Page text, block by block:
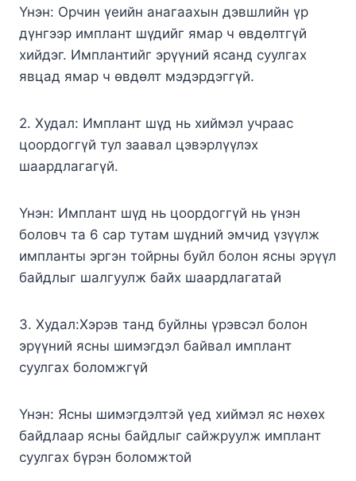
Үнэн: Орчин үеийн анагаахын дэвшлийн үр
дүнгээр имплант шүдийг ямар ч өвдөлтгүй
хийдэг. Имплантийг эрүүний ясанд суулгах
явцад ямар ч өвдөлт мэдэрдэггүй.
2. Худал: Имплант шүд нь хиймэл учраас
цоордоггүй тул заавал цэвэрлүүлэх
шаардлагагүй.
Үнэн: Имплант шүд нь цоордоггүй нь үнэн
боловч та 6 сар тутам шүдний эмчид үзүүлж
импланты эргэн тойрны буйл болон ясны эрүүл
байдлыг шалгуулж байх шаардлагатай
3. Худал:Хэрэв танд буйлны үрэвсэл болон
эрүүний ясны шимэгдэл байвал имплант
суулгах боломжгүй
Үнэн: Ясны шимэгдэлтэй үед хиймэл яс нөхөх
байдлаар ясны байдлыг сайжруулж имплант
суулгах бүрэн боломжтой